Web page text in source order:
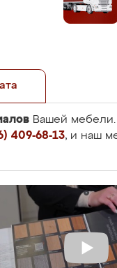
Вашей
409-68-13, и наш